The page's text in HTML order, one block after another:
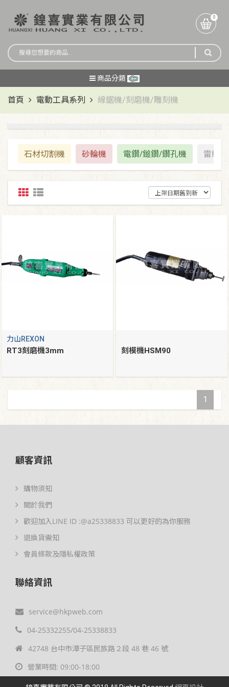
0
商品分類
首頁 電動工具系列 線鋸機/刻磨機/雕刻機
石材切割機 砂輪機 電鑽/鎚鑽/鑽孔機 雷射/
力山REXON
RT3刻磨機3mm 刻模機HSM90
1
顧客資訊
購物須知
關於我們
歡迎加入LINE ID :@a25338833 可以更好的為你服務
退換貨需知
會員條款及隱私權政策
聯絡資訊
service@hkpweb.com
04-25332255/04-25338833
42748 台中市潭子區民族路２段 48 巷 46 號
營業時間: 09:00-18:00